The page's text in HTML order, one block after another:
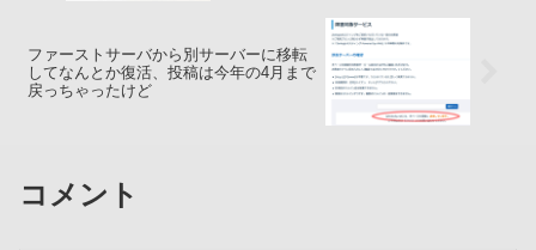
ファーストサーバから別サーバーに移転
してなんとか復活、投稿は今年の4月まで
戻っちゃったけど
コメント